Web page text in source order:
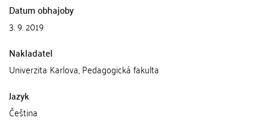
Datum obhajoby
3. 9. 2019
Nakladatel
Univerzita Karlova, Pedagogická fakulta
Jazyk
Čeština